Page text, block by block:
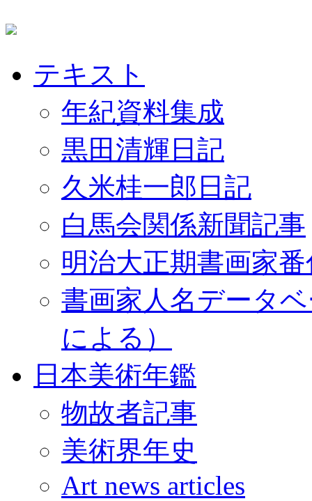
テキスト
年紀資料集成
黒田清輝日記
久米桂一郎日記
白馬会関係新聞記事
明治大正期書画家
書画家人名データ
による）
日本美術年鑑
物故者記事
美術界年史
Art news articles